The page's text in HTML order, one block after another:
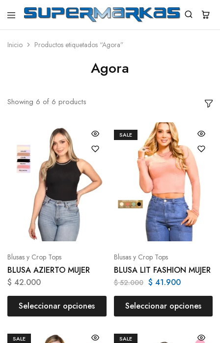
SuperMarkas
Ropa
con
Inicio Productos etiquetados “Agora”
Agora
Showing 6 of 6 products
Blusas y Crop Tops
BLUSA AZIERTO MUJER
$ 42.000
Seleccionar opciones
SALE
Blusas y Crop Tops
BLUSA LIT FASHION MUJER
$52.000 $ 41.900
Seleccionar opciones
SALE SALE